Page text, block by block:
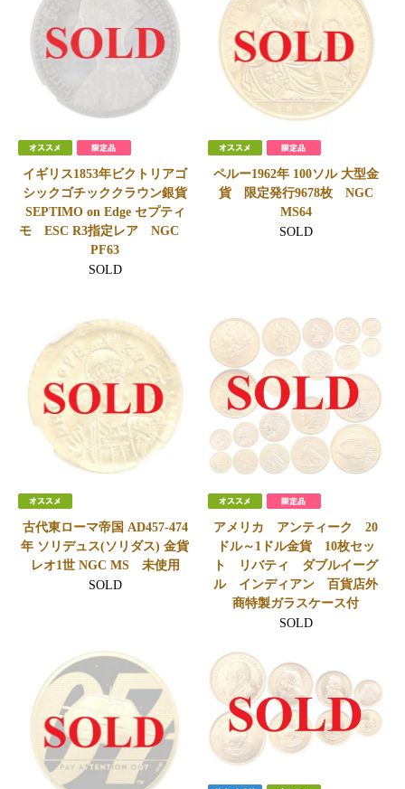
イギリス1853年ビクトリアゴ
シックゴチッククラウン銀貨
SEPTIMO on Edge セプティ
モ ESC R3指定レア NGC
PF63
SOLD
ペルー1962年 100ソル 大型金
貨 限定発行9678枚 NGC
MS64
SOLD
古代東ローマ帝国 AD457-474
年 ソリデュス(ソリダス) 金貨
レオ1世 NGC MS 未使用
SOLD
アメリカ アンティーク 20
ドル～1ドル金貨 10枚セッ
ト リバティ ダブルイーグ
ル インディアン 百貨店外
商特製ガラスケース付
SOLD